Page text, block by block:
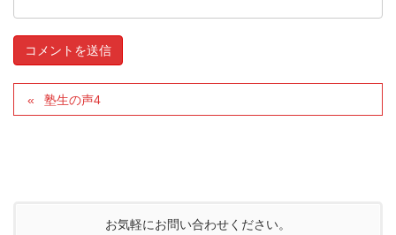
塾生の声4
お気軽にお問い合わせください。